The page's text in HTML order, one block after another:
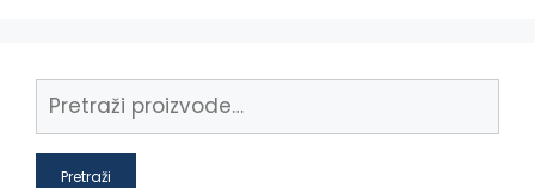
Pretraži